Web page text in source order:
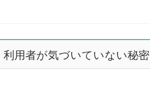
利用者が気づいていない秘密